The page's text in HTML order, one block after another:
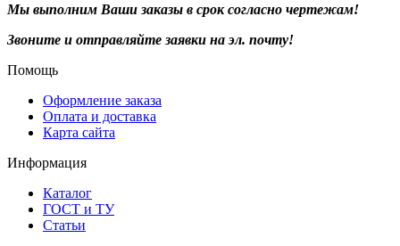
Мы выполним Ваши заказы в срок согласно чертежам!
Звоните и отправляйте заявки на эл. почту!
Помощь
Оформление заказа
Оплата и доставка
Карта сайта
Информация
Каталог
ГОСТ и ТУ
Статьи